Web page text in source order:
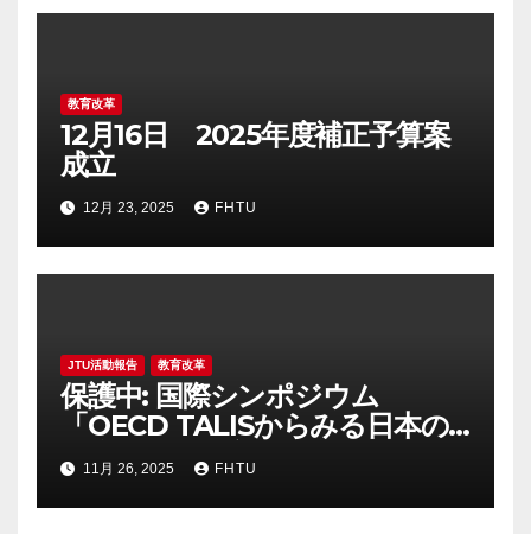
教育改革
12月16日 2025年度補正予算案
成立
12月 23, 2025 FHTU
JTU活動報告 教育改革
保護中: 国際シンポジウム
「OECD TALISからみる日本の
教職員の働き方 ～ゆたかな学
びを保障するための教職員のウ
ェルビーイング～」
11月 26, 2025 FHTU